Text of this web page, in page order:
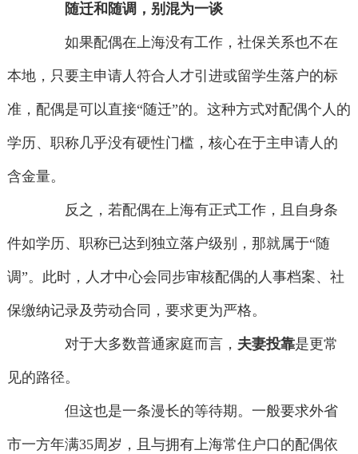
随迁和随调，别混为一谈
如果配偶在上海没有工作，社保关系也不在
本地，只要主申请人符合人才引进或留学生落户的标
准，配偶是可以直接“随迁”的。这种方式对配偶个人的
学历、职称几乎没有硬性门槛，核心在于主申请人的
含金量。
反之，若配偶在上海有正式工作，且自身条
件如学历、职称已达到独立落户级别，那就属于“随
调”。此时，人才中心会同步审核配偶的人事档案、社
保缴纳记录及劳动合同，要求更为严格。
对于大多数普通家庭而言， 夫妻投靠是更常
见的路径。
但这也是一条漫长的等待期。一般要求外省
市一方年满35周岁，且与拥有上海常住户口的配偶依